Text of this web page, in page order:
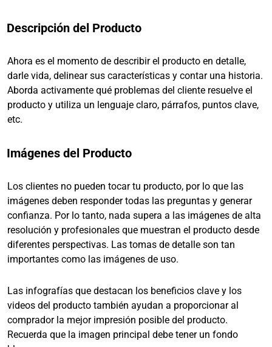
Descripción del Producto
Ahora es el momento de describir el producto en detalle,
darle vida, delinear sus características y contar una historia.
Aborda activamente qué problemas del cliente resuelve el
producto y utiliza un lenguaje claro, párrafos, puntos clave,
etc.
Imágenes del Producto
Los clientes no pueden tocar tu producto, por lo que las
imágenes deben responder todas las preguntas y generar
confianza. Por lo tanto, nada supera a las imágenes de alta
resolución y profesionales que muestran el producto desde
diferentes perspectivas. Las tomas de detalle son tan
importantes como las imágenes de uso.
Las infografías que destacan los beneficios clave y los
videos del producto también ayudan a proporcionar al
comprador la mejor impresión posible del producto.
Recuerda que la imagen principal debe tener un fondo